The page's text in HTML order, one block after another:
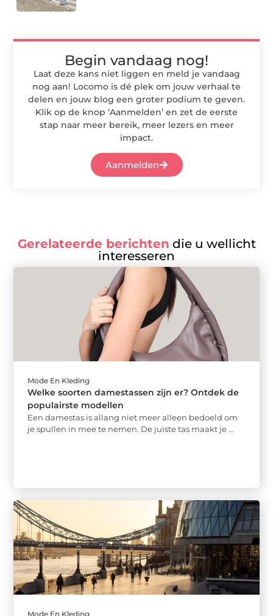
Begin vandaag nog!
Laat deze kans niet liggen en meld je vandaag
nog aan! Locomo is dé plek om jouw verhaal te
delen en jouw blog een groter podium te geven.
Klik op de knop ‘Aanmelden’ en zet de eerste
stap naar meer bereik, meer lezers en meer
impact.
Aanmelden
Gerelateerde berichten die u wellicht
interesseren
Mode En Kleding
Welke soorten damestassen zijn er? Ontdek de
populairste modellen
Een damestas is allang niet meer alleen bedoeld om
je spullen in mee te nemen. De juiste tas maakt je ...
Mode En Kleding